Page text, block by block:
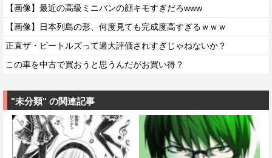
【画像】最近の高級ミニバンの顔キモすぎだろwww
【画像】日本列島の形、何度見ても完成度高すぎるｗｗｗ
正直ザ・ビートルズって過大評価されすぎじゃねないか？
この車を中古で買おうと思うんだがお買い得？
"未分類" の関連記事